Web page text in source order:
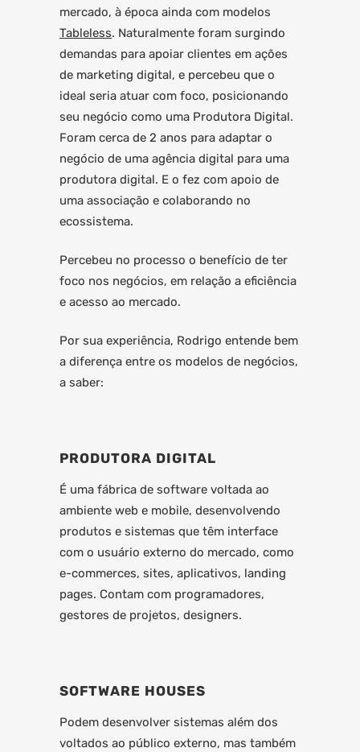
mercado, à época ainda com modelos
Tableless. Naturalmente foram surgindo
demandas para apoiar clientes em ações
de marketing digital, e percebeu que o
ideal seria atuar com foco, posicionando
seu negócio como uma Produtora Digital.
Foram cerca de 2 anos para adaptar o
negócio de uma agência digital para uma
produtora digital. E o fez com apoio de
uma associação e colaborando no
ecossistema.
Percebeu no processo o benefício de ter
foco nos negócios, em relação a eficiência
e acesso ao mercado.
Por sua experiência, Rodrigo entende bem
a diferença entre os modelos de negócios,
a saber:
PRODUTORA DIGITAL
É uma fábrica de software voltada ao
ambiente web e mobile, desenvolvendo
produtos e sistemas que têm interface
com o usuário externo do mercado, como
e-commerces, sites, aplicativos, landing
pages. Contam com programadores,
gestores de projetos, designers.
SOFTWARE HOUSES
Podem desenvolver sistemas além dos
voltados ao público externo, mas também